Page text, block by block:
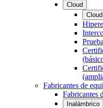
Cloud
Cloud
Fabricantes de
Fabricantes
Inalámbrico